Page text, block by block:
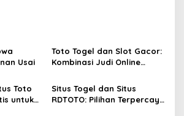
Usai
Toto Togel dan Slot Gacor:
Kombinasi Judi Online
Toto
untuk
Situs Togel dan Situs
RDTOTO: Pilihan Terpercaya